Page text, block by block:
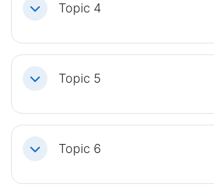
Einklappen
Topic 4
Einklappen
Topic 5
Einklappen
Topic 6